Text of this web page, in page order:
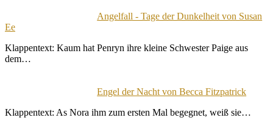
Angelfall - Tage der Dunkelheit von Susan
Ee
Klappentext: Kaum hat Penryn ihre kleine Schwester Paige aus
dem…
Engel der Nacht von Becca Fitzpatrick
Klappentext: As Nora ihm zum ersten Mal begegnet, weiß sie…